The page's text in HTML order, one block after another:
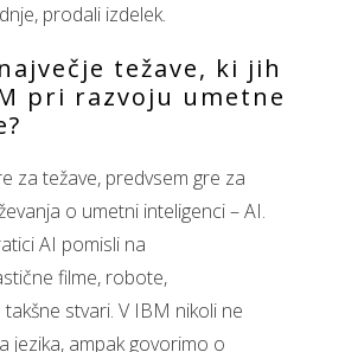
prodali izdelek.
težave, ki jih
pri razvoju umetne
za težave, predvsem gre za
o umetni inteligenci – AI.
AI pomisli na
filme, robote,
stvari. V IBM nikoli ne
jezika, ampak govorimo o